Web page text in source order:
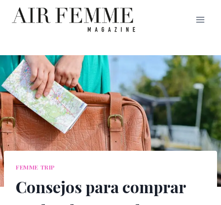
Saltar
FEMME TRIP
Consejos para comprar